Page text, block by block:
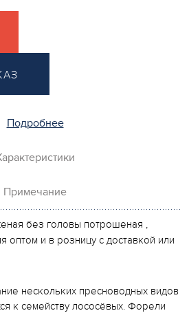
Подробнее
Примечание
без головы потрошеная ,
оптом и в розницу с доставкой или
нескольких пресноводных видов
к семейству лососёвых. Форели